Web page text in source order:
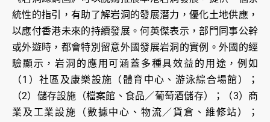
統性的指引，有助了解岩洞的發展潛力，優化土地供應，
以應付香港未來的持續發展。何英傑表示，部門同事公幹
或外遊時，都會特別留意外國發展岩洞的實例。外國的經
驗顯示，岩洞的應用可涵蓋多種具效益的用途，例如
（1）社區及康樂設施（體育中心、游泳綜合場館）；
（2）儲存設施（檔案館、食品／葡萄酒儲存）；（3）商
業及工業設施（數據中心、物流／貨倉、維修站）；